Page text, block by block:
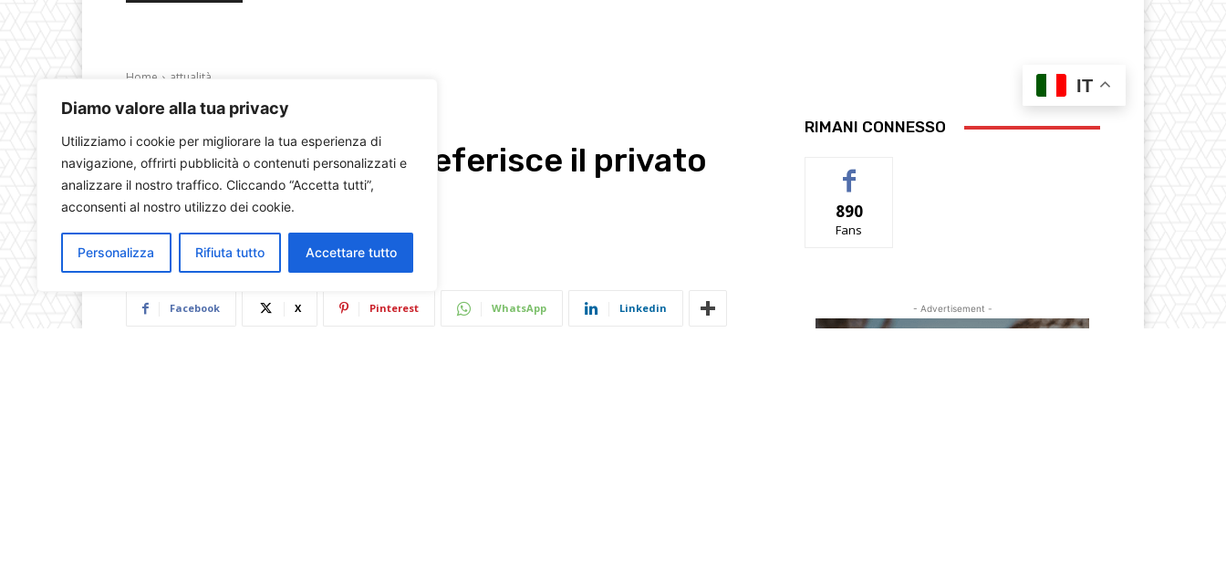
Diamo valore alla tua privacy
Utilizziamo i cookie per migliorare la tua esperienza di
navigazione, offrirti pubblicità o contenuti personalizzati e
analizzare il nostro traffico. Cliccando “Accetta tutti”,
acconsenti al nostro utilizzo dei cookie.
Personalizza Rifiuta tutto Accettare tutto